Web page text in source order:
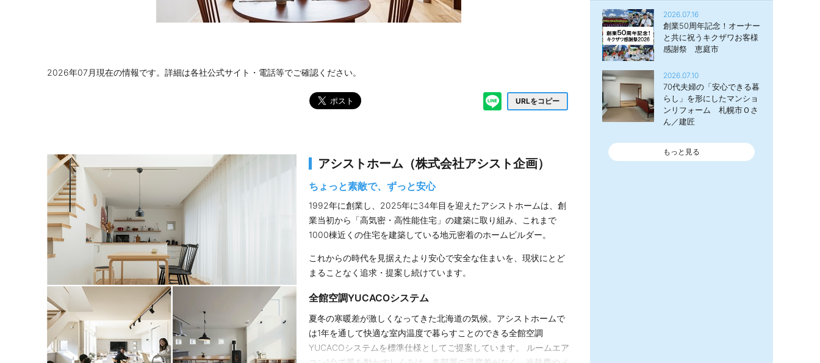
2026年07月現在の情報です。詳細は各社公式サイト・電話等でご確認ください。
URLをコピー
アシストホーム（株式会社アシスト企画）
ちょっと素敵で、ずっと安心
1992年に創業し、2025年に34年目を迎えたアシストホームは、創
業当初から「高気密・高性能住宅」の建築に取り組み、これまで
1000棟近くの住宅を建築している地元密着のホームビルダー。
これからの時代を見据えたより安心で安全な住まいを、現状にとど
まることなく追求・提案し続けています。
全館空調YUCACOシステム
夏冬の寒暖差が激しくなってきた北海道の気候。アシストホームで
は1年を通して快適な室内温度で暮らすことのできる全館空調
YUCACOシステムを標準仕様としてご提案しています。 ルームエア
2026.07.16
創業50周年記念！オーナー
と共に祝うキクザワお客様
感謝祭 恵庭市
2026.07.10
70代夫婦の「安心できる暮
らし」を形にしたマンショ
ンリフォーム 札幌市Ｏさ
ん／建匠
もっと見る